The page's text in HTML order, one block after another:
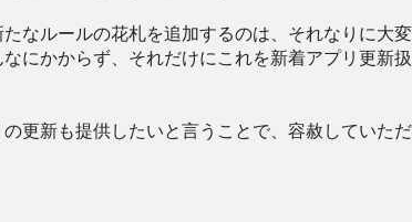
たなルールの花札を追加するのは、それなりに大
にかからず、それだけにこれを新着アプリ更新
更新も提供したいと言うことで、容赦していただ